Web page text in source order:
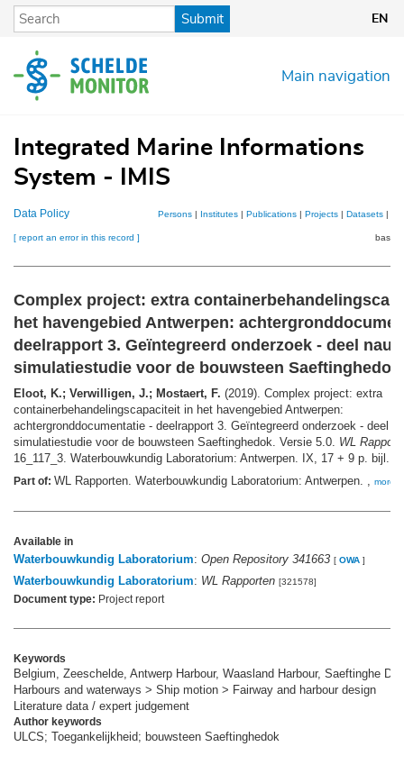
Skip
content
Submit EN
Main navigation
Integrated Marine Informations
System - IMIS
Data Policy Persons | Institutes | Publications | Projects | Datasets |
[ report an error in this record ]
Complex project: extra
het havengebied Antwerpen:
deelrapport 3. Geïntegreerd onderzoek - deel
simulatiestudie voor de bouwsteen Saeftinghedok
Eloot, K.; Verwilligen, J.; Mostaert, F. (2019). Complex project: extra
containerbehandelingscapaciteit in het havengebied Antwerpen:
achtergronddocumentatie - deelrapport 3. Geïntegreerd onderzoek - deel
simulatiestudie voor de bouwsteen Saeftinghedok. Versie 5.0. WL
16_117_3. Waterbouwkundig Laboratorium: Antwerpen. IX, 17 + 9 p. bijl.
Part of: WL Rapporten. Waterbouwkundig Laboratorium: Antwerpen. , more
Available in
Waterbouwkundig Laboratorium: Open Repository 341663 [ OWA ]
Waterbouwkundig Laboratorium: WL Rapporten [321578]
Document type: Project report
Keywords
Belgium, Zeeschelde, Antwerp Harbour, Waasland Harbour, Saeftinghe
Harbours and waterways > Ship motion > Fairway and harbour design
Literature data / expert judgement
Author keywords
ULCS; Toegankelijkheid; bouwsteen Saeftinghedok